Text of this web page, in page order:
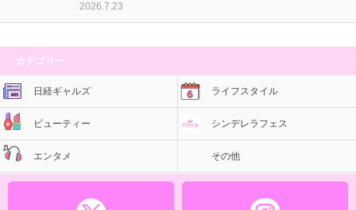
2026.7.23
カテゴリー
日経ギャルズ ライフスタイル
ビューティー シンデレラフェス
エンタメ その他